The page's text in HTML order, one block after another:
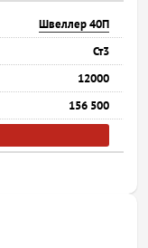
Швеллер 40П
Ст3
12000
156 500